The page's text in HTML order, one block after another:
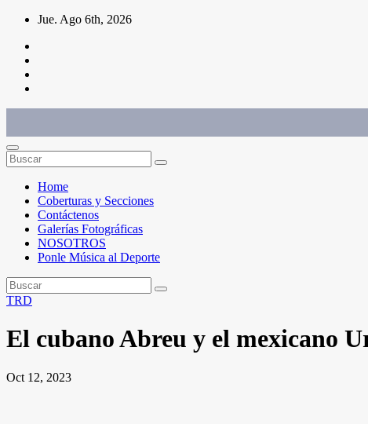
Saltar
contenido
Jue. Ago 6th, 2026
Home
Coberturas y Secciones
Contáctenos
Galerías Fotográficas
NOSOTROS
Ponle Música al Deporte
TRD
El cubano Abreu y el mexicano
Oct 12, 2023